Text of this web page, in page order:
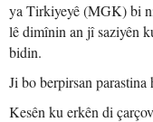
ya Tirkiyeyê (MGK) bi
lê dimînin an jî saziyên
bidin.
Ji bo berpirsan parastina
Kesên ku erkên di